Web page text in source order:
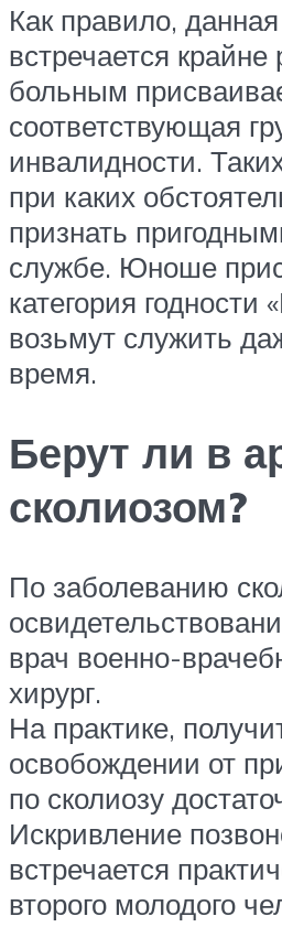
Как правило,
встречается крайне
больным
соответствующая
инвалидности.
при каких
признать
службе. Юноше
категория годности
возьмут служить
время.
Берут ли в
сколиозом?
По заболеванию
врач военно-
хирург.
На практике,
освобождении от
по сколиозу
Искривление
встречается
второго молодого